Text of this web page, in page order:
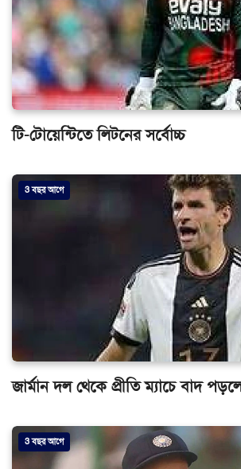
টি-টোয়েন্টিতে লিটনের সর্বোচ্চ
3 বছর আগে
জার্মান দল থেকে প্রীতি ম্যাচে বাদ
3 বছর আগে